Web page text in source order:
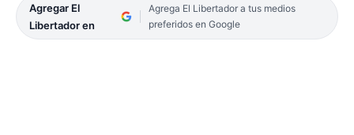
Agregar El
Libertador en
Agrega El Libertador a tus medios
preferidos en Google